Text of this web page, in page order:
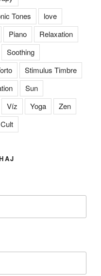
Tones
love
Piano
Relaxation
Soothing
Stimulus Timbre
Sun
Víz Yoga
Zen